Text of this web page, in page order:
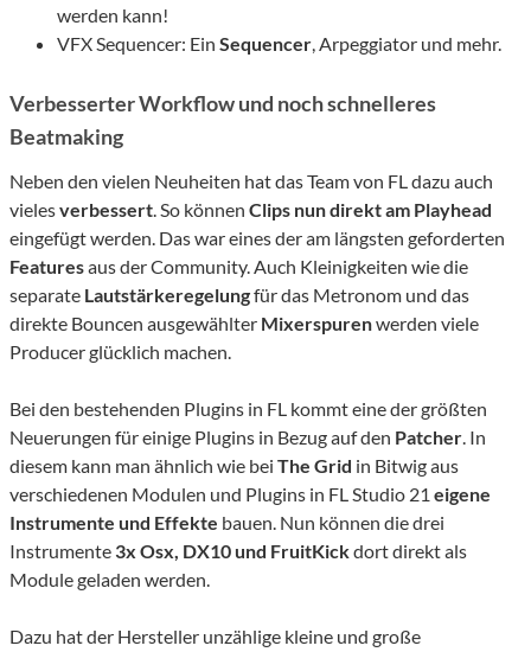
werden kann!
VFX Sequencer: Ein Sequencer, Arpeggiator und mehr.
Verbesserter Workflow und noch schnelleres
Beatmaking
Neben den vielen Neuheiten hat das Team von FL dazu auch
vielesverbessert. So können Clips nun direkt am Playhead
eingefügt werden. Das war eines der am längsten geforderten
Featuresaus der Community. Auch Kleinigkeiten wie die
separate Lautstärkeregelungfür das Metronom und das
direkte Bouncen ausgewählter Mixerspurenwerden viele
Producer glücklich machen.
Bei den bestehenden Plugins in FL kommt eine der größten
Neuerungen für einige Plugins in Bezug auf den Patcher. In
diesem kann man ähnlich wie bei The Grid in Bitwig aus
verschiedenen Modulen und Plugins in FL Studio 21 eigene
Instrumente und Effekte bauen. Nun können die drei
Instrumente 3x Osx, DX10 und FruitKickdort direkt als
Module geladen werden.
Dazu hat der Hersteller unzählige kleine und große